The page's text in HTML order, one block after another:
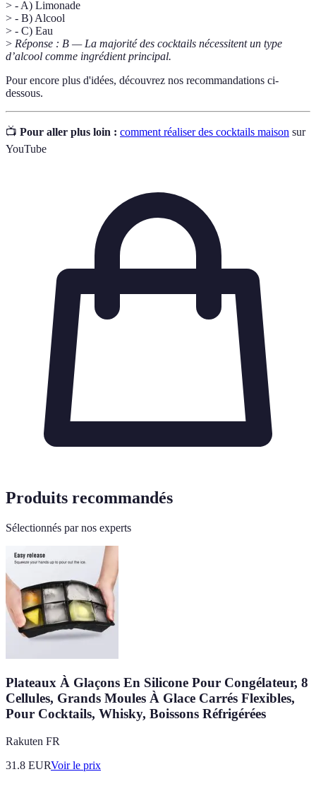
> - A) Limonade
> - B) Alcool
> - C) Eau
> Réponse : B — La majorité des cocktails nécessitent un type
d’alcool comme ingrédient principal.
Pour encore plus d'idées, découvrez nos recommandations ci-
dessous.
📺 Pour aller plus loin : comment réaliser des cocktails maison sur
YouTube
Produits recommandés
Sélectionnés par nos experts
Plateaux À Glaçons En Silicone Pour Congélateur, 8
Cellules, Grands Moules À Glace Carrés Flexibles,
Pour Cocktails, Whisky, Boissons Réfrigérées
Rakuten FR
31.8 EURVoir le prix